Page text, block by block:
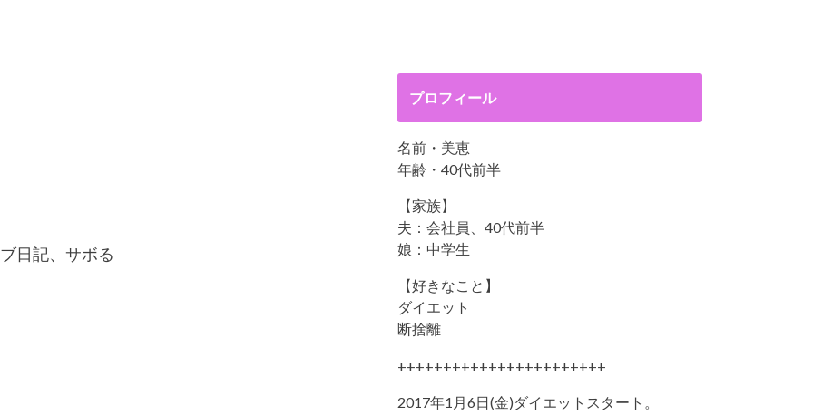
日記、サボる
プロフィール
名前・美恵
年齢・40代前半
【家族】
夫：会社員、40代前半
娘：中学生
【好きなこと】
ダイエット
断捨離
+++++++++++++++++++++++
2017年1月6日(金)ダイエットスタート。